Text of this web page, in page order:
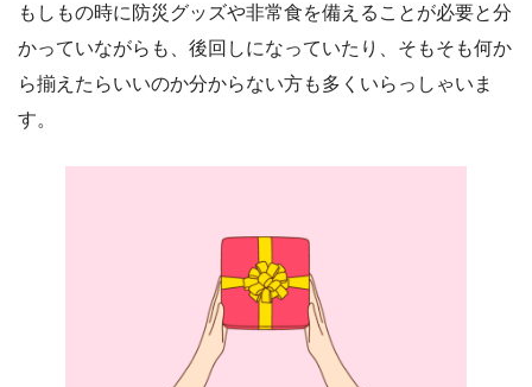
もしもの時に防災グッズや非常食を備えることが必要と分
かっていながらも、後回しになっていたり、そもそも何か
ら揃えたらいいのか分からない方も多くいらっしゃいま
す。